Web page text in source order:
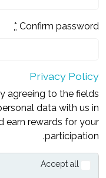
Confirm password
*
Privacy Policy
agreeing to the fields
data with us in
earn rewards for your
participation.
Accept all